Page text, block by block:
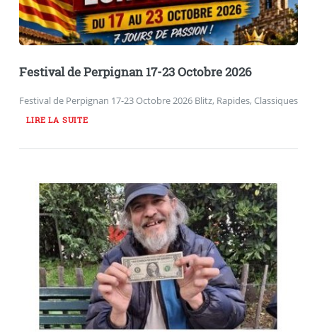
Festival de Perpignan 17-23 Octobre 2026
Festival de Perpignan 17-23 Octobre 2026 Blitz, Rapides, Classiques
LIRE LA SUITE